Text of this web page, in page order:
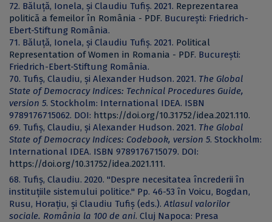
72. Băluță, Ionela, și Claudiu Tufiș. 2021. Reprezentarea
politică a femeilor în România - PDF. București: Friedrich-
Ebert-Stiftung România.
71. Băluță, Ionela, și Claudiu Tufiș. 2021. Political
Representation of Women in Romania - PDF. București:
Friedrich-Ebert-Stiftung România.
70. Tufiș, Claudiu, și Alexander Hudson. 2021. The Global
State of Democracy Indices: Technical Procedures Guide,
version 5. Stockholm: International IDEA. ISBN
9789176715062. DOI: https://doi.org/10.31752/idea.2021.110.
69. Tufiș, Claudiu, și Alexander Hudson. 2021. The Global
State of Democracy Indices: Codebook, version 5. Stockholm:
International IDEA. ISBN 9789176715079. DOI:
https://doi.org/10.31752/idea.2021.111.
68. Tufiș, Claudiu. 2020. "Despre necesitatea încrederii în
instituțiile sistemului politice." Pp. 46-53 în Voicu, Bogdan,
Rusu, Horațiu, și Claudiu Tufiș (eds.).Atlasul valorilor
sociale. România la 100 de ani. Cluj Napoca: Presa